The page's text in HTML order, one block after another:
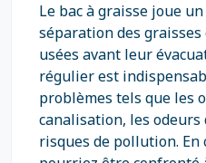
Le bac à graisse joue
séparation des
usées avant leur
régulier est
problèmes tels que les
canalisation, les odeurs
risques de pollution. En